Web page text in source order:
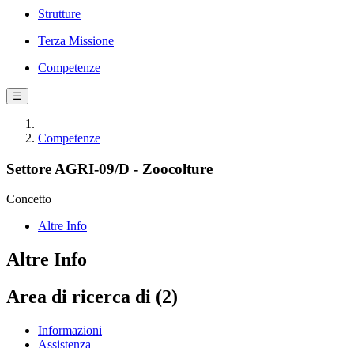
Strutture
Terza Missione
Competenze
☰
Competenze
Settore AGRI-09/D - Zoocolture
Concetto
Altre Info
Altre Info
Area di ricerca di (2)
Informazioni
Assistenza